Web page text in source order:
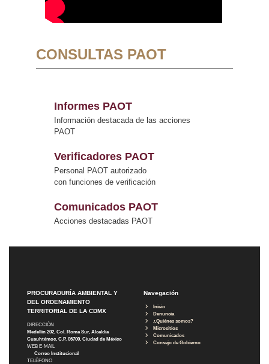
CONSULTAS PAOT
Informes PAOT
Información destacada de las acciones
PAOT
Verificadores PAOT
Personal PAOT autorizado
con funciones de verificación
Comunicados PAOT
Acciones destacadas PAOT
PROCURADURÍA AMBIENTAL Y
DEL ORDENAMIENTO
TERRITORIAL DE LA CDMX
DIRECCIÓN
Medellín 202, Col. Roma Sur, Alcaldía
Cuauhtémoc, C.P. 06700, Ciudad de México
WEB E-MAIL
Correo Institucional
TELÉFONO
Navegación
Inicio
Denuncia
¿Quiénes somos?
Micrositios
Comunicados
Consejo de Gobierno